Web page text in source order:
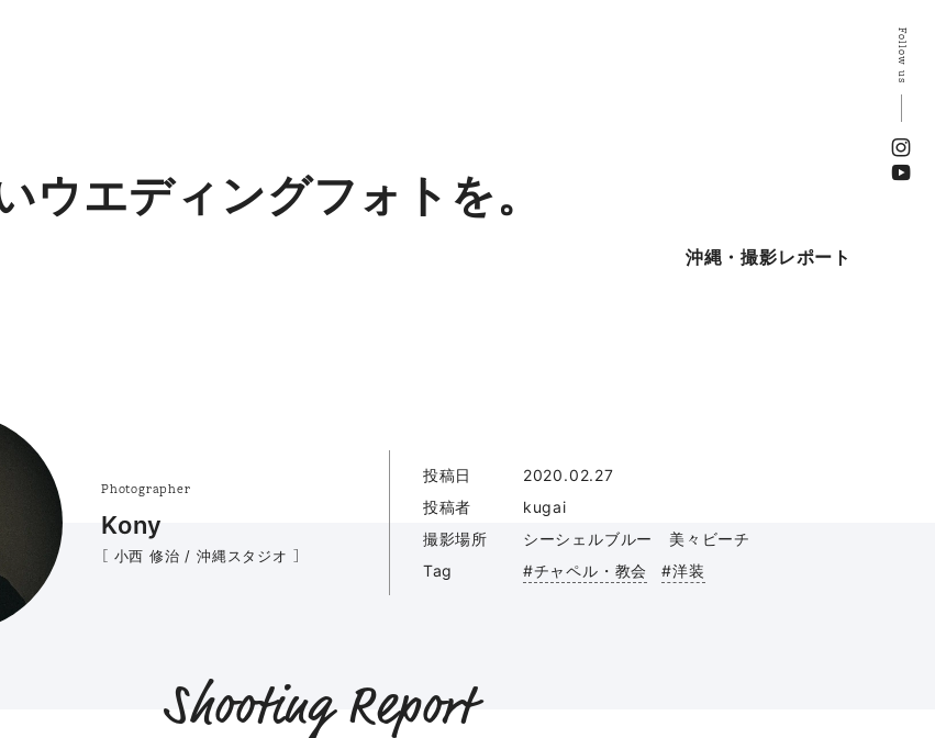
ウエディングフォトを。
沖縄・撮影レポート
Follow us
Photographer
Kony
［ 小西 修治 / 沖縄スタジオ ］
投稿日
2020.02.27
投稿者
kugai
撮影場所
シーシェルブルー 美々ビーチ
Tag
#チャペル・教会 #洋装
Shooting Report